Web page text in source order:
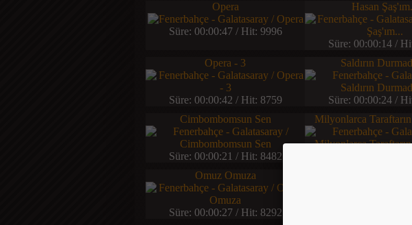
Opera
Süre: 00:00:47 / Hit: 9996
Hasan
Süre: 00:00:14 /
Opera - 3
Süre: 00:00:42 / Hit: 8759
Saldırın
Süre: 00:00:24 /
Cimbombomsun Sen
Süre: 00:00:21 / Hit: 8482
Milyonlarca
Omuz Omuza
Süre: 00:00:27 / Hit: 8292